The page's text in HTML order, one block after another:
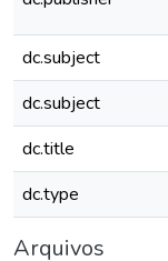
dc.subject
dc.subject
dc.title
dc.type
Arquivos